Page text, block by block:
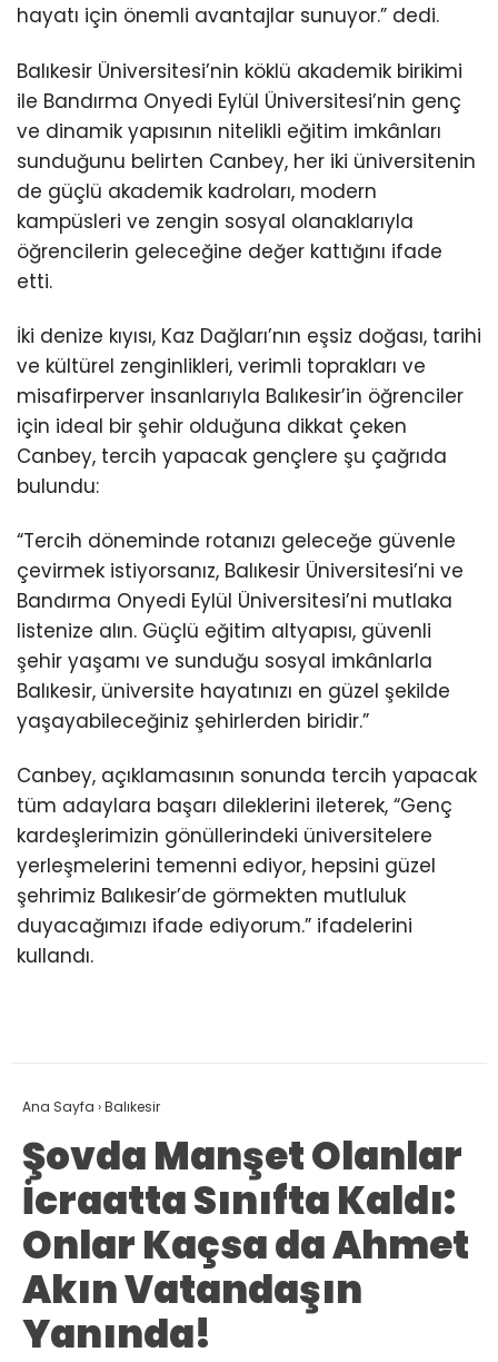
hayatı için önemli avantajlar sunuyor.” dedi.
Balıkesir Üniversitesi’nin köklü akademik birikimi
ile Bandırma Onyedi Eylül Üniversitesi’nin genç
ve dinamik yapısının nitelikli eğitim imkânları
sunduğunu belirten Canbey, her iki üniversitenin
de güçlü akademik kadroları, modern
kampüsleri ve zengin sosyal olanaklarıyla
öğrencilerin geleceğine değer kattığını ifade
etti.
İki denize kıyısı, Kaz Dağları’nın eşsiz doğası, tarihi
ve kültürel zenginlikleri, verimli toprakları ve
misafirperver insanlarıyla Balıkesir’in öğrenciler
için ideal bir şehir olduğuna dikkat çeken
Canbey, tercih yapacak gençlere şu çağrıda
bulundu:
“Tercih döneminde rotanızı geleceğe güvenle
çevirmek istiyorsanız, Balıkesir Üniversitesi’ni ve
Bandırma Onyedi Eylül Üniversitesi’ni mutlaka
listenize alın. Güçlü eğitim altyapısı, güvenli
şehir yaşamı ve sunduğu sosyal imkânlarla
Balıkesir, üniversite hayatınızı en güzel şekilde
yaşayabileceğiniz şehirlerden biridir.”
Canbey, açıklamasının sonunda tercih yapacak
tüm adaylara başarı dileklerini ileterek, “Genç
kardeşlerimizin gönüllerindeki üniversitelere
yerleşmelerini temenni ediyor, hepsini güzel
şehrimiz Balıkesir’de görmekten mutluluk
duyacağımızı ifade ediyorum.” ifadelerini
kullandı.
Ana Sayfa ›Balıkesir
Şovda Manşet Olanlar
İcraatta Sınıfta Kaldı:
Onlar Kaçsa da Ahmet
Akın Vatandaşın
Yanında!